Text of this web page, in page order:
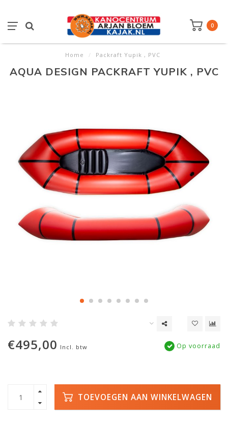
0
Home / Packraft Yupik , PVC
AQUA DESIGN PACKRAFT YUPIK , PVC
€495,00 Incl. btw Op voorraad
TOEVOEGEN AAN WINKELWAGEN